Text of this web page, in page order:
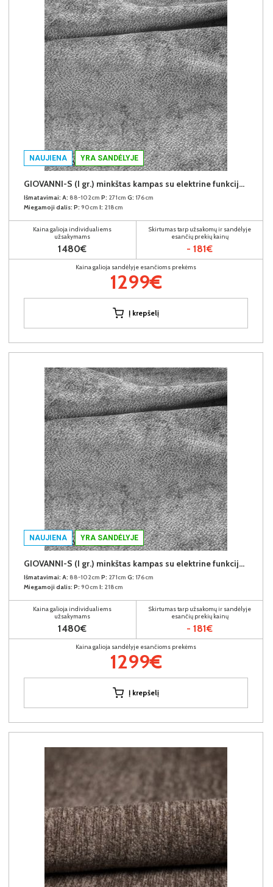
NAUJIENA YRA SANDĖLYJE
GIOVANNI-S (I gr.) minkštas kampas su elektrine funkcija (Aphrodite-21) K
Išmatavimai: A: 88-102cm P: 271cm G: 176cm
Miegamoji dalis: P: 90cm I: 218cm
Kaina galioja individualiems
užsakymams
1480€
Skirtumas tarp užsakomų ir sandėlyje
esančių prekių kainų
- 181€
Kaina galioja sandėlyje esančioms prekėms
1299€
Į krepšelį
NAUJIENA YRA SANDĖLYJE
GIOVANNI-S (I gr.) minkštas kampas su elektrine funkcija (Aphrodite-21) D
Išmatavimai: A: 88-102cm P: 271cm G: 176cm
Miegamoji dalis: P: 90cm I: 218cm
Kaina galioja individualiems
užsakymams
1480€
Skirtumas tarp užsakomų ir sandėlyje
esančių prekių kainų
- 181€
Kaina galioja sandėlyje esančioms prekėms
1299€
Į krepšelį